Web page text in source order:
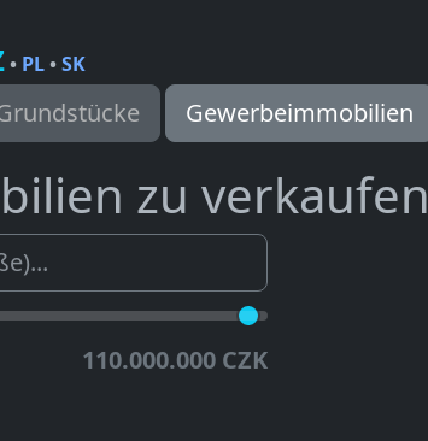
• PL•SK
Gewerbeimmobilien
zu verkaufen
110.000.000 CZK